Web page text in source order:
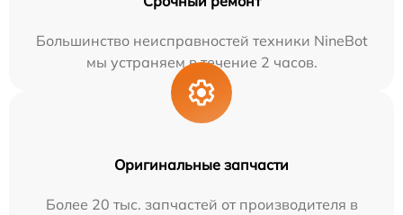
Большинство неисправностей техники NineBot
мы устраняем в течение 2 часов.
Оригинальные запчасти
Более 20 тыс. запчастей от производителя в